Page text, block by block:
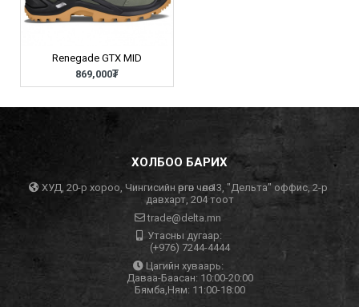
Renegade GTX MID
869,000₮
ХОЛБОО БАРИХ
ХУД, 20-р хороо, Чингисийн өргөн чөлөө 13, "Дельта" оффис, 2-р
давхарт, 204 тоот
trade@delta.mn
Утасны дугаар:
(+976) 7244-4444
Цагийн хуваарь:
Даваа-Баасан: 10:00-20:00
Бямба,Ням: 11:00-18:00